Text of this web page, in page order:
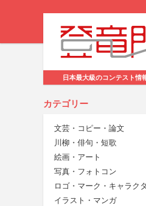
日本最大級のコンテスト情
カテゴリー
文芸・コピー・論文
川柳・俳句・短歌
絵画・アート
写真・フォトコン
ロゴ・マーク・キャラク
イラスト・マンガ